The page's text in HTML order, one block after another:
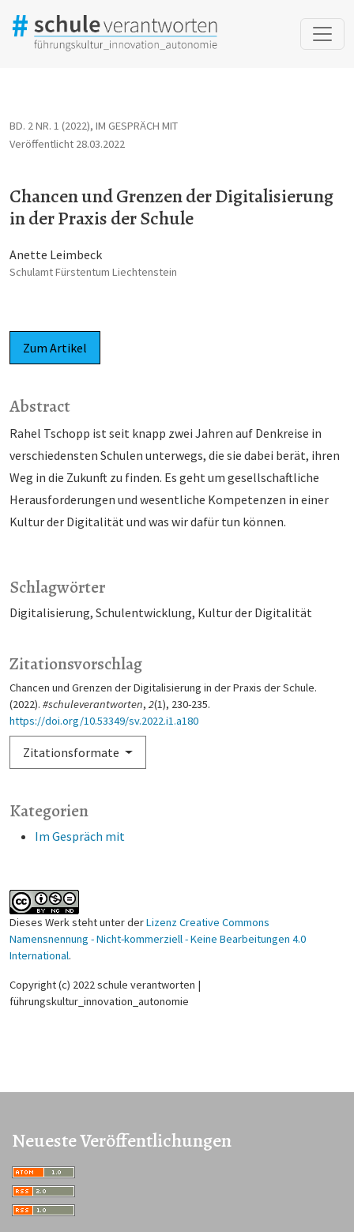
BD. 2 NR. 1 (2022), IM GESPRÄCH MIT
Chancen und Grenzen der Digitalisierung
in der Praxis der Schule
Veröffentlicht 28.03.2022
Anette Leimbeck
Schulamt Fürstentum Liechtenstein
Zum Artikel
Schlagwörter
Digitalisierung Schulentwicklung Kultur der Digitalität
Kategorien
Im Gespräch mit
Zitationsvorschlag
Chancen und Grenzen der Digitalisierung in der Praxis der Schule.
(2022). #schuleverantworten, 2(1), 230-235.
https://doi.org/10.53349/sv.2022.i1.a180
Zitationsformate
Abstract
Rahel Tschopp ist seit knapp zwei Jahren auf Denkreise in
verschiedensten Schulen unterwegs, die sie dabei berät, ihren
Weg in die Zukunft zu finden. Es geht um gesellschaftliche
Herausforderungen und wesentliche Kompetenzen in einer
Kultur der Digitalität und was wir dafür tun können.
Dieses Werk steht unter derLizenz Creative Commons
Namensnennung - Nicht-kommerziell - Keine Bearbeitungen 4.0
International.
Copyright (c) 2022 schule verantworten |
führungskultur_innovation_autonomie
Neueste Veröffentlichungen